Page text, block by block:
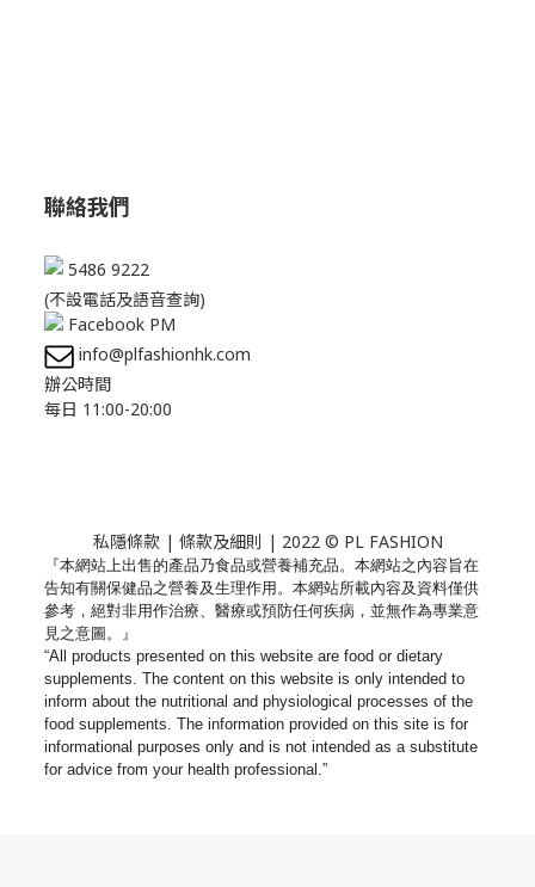
聯絡我們
5486 9222
(不設電話及語音查詢)
Facebook PM
info@plfashionhk.com
辦公時間
每日 11:00-20:00
私隱條款| 條款及細則 | 2022 © PL FASHION
『本網站上出售的產品乃食品或營養補充品。 本網站之內容旨在
告知有關保健品之營養及生理作用。 本網站所載內容及資料僅供
參考，絕對非用作治療、 醫療或預防任何疾病，並無作為專業意
見之意圖。』
“All products presented on this website are food or dietary
supplements. The content on this website is only intended to
inform about the nutritional and physiological processes of the
food supplements. The information provided on this site is for
informational purposes only and is not intended as a substitute
for advice from your health professional.”